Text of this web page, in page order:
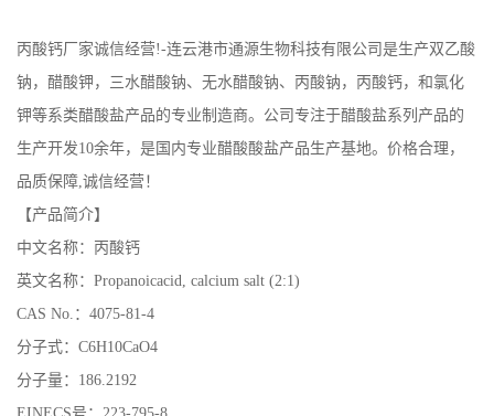
介
绍
公
司
动
态
产
丙酸钙厂家诚信经营!-连云港市通源生物科技有限公司是生产双乙酸
钠，醋酸钾，三水醋酸钠、无水醋酸钠、丙酸钠，丙酸钙，和氯化
钾等系类醋酸盐产品的专业制造商。公司专注于醋酸盐系列产品的
生产开发10余年，是国内专业醋酸酸盐产品生产基地。价格合理，
品质保障,诚信经营！
【产品简介】
中文名称：丙酸钙
英文名称：Propanoicacid, calcium salt (2:1)
CAS No.：4075-81-4
分子式：C6H10CaO4
分子量：186.2192